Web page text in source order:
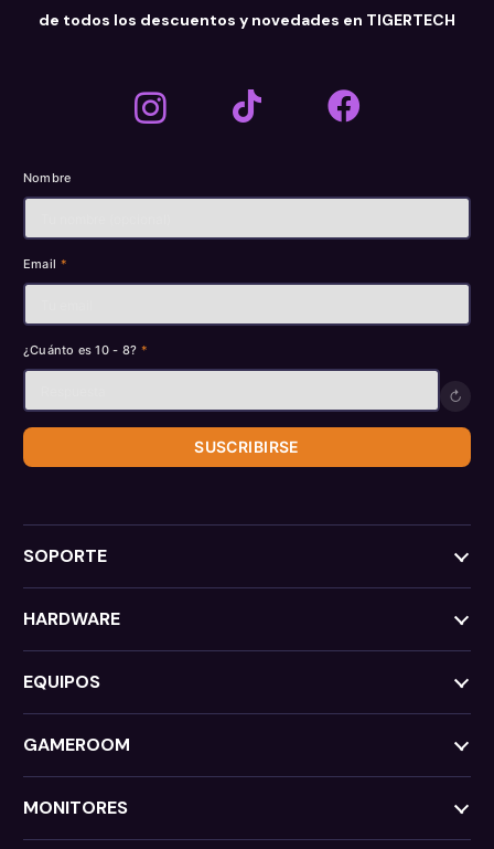
de todos los descuentos y novedades en TIGERTECH
Nombre
Email *
¿Cuánto es 10 - 8? *
↻
SUSCRIBIRSE
SOPORTE
HARDWARE
EQUIPOS
GAMEROOM
MONITORES